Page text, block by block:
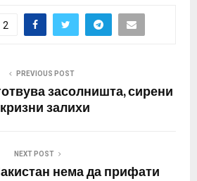
2
PREVIOUS POST
засолништа, сирени
залихи
NEXT POST
нема да прифати